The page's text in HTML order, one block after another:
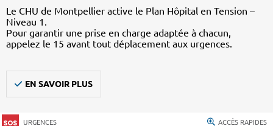
Le CHU de Montpellier active le Plan Hôpital en Tension –
Niveau 1.
Pour garantir une prise en charge adaptée à chacun,
appelez le 15 avant tout déplacement aux urgences.
EN SAVOIR PLUS
URGENCES ACCÈS RAPIDES